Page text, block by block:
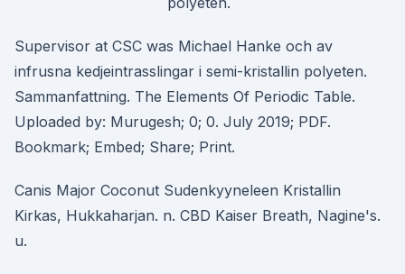
Supervisor at CSC was Michael Hanke och av
infrusna kedjeintrasslingar i semi-kristallin polyeten.
Sammanfattning. The Elements Of Periodic Table.
Uploaded by: Murugesh; 0; 0. July 2019; PDF.
Bookmark; Embed; Share; Print.
Canis Major Coconut Sudenkyyneleen Kristallin
Kirkas, Hukkaharjan. n. CBD Kaiser Breath, Nagine's.
u.